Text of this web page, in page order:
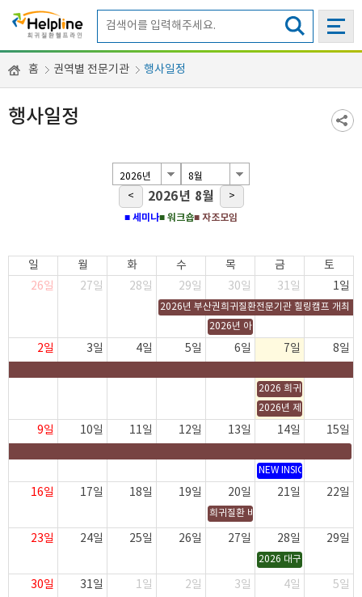
홈 권역별 전문기관 행사일정
행사일정
< 2026년 8월 >
■ 세미나■ 워크숍■ 자조모임
일 월 화 수 목 금
토
26일
27일 28일 29일
2026년 부산권희귀질환전문기관 힐링캠프 개최
30일
2026년 아주대학교병원 경인권역 희
31일 1일
2일 3일 4일 5일 6일 7일
2026 희귀질환 교육세미
2026년 제 2회 세종권역
8일
9일 10일 11일 12일 13일 14일
NEW INSIGHT: 희귀유
15일
16일 17일 18일 19일 20일
희귀질환 바로알기 스물 네번째 두드
21일 22일
23일 24일 25일 26일 27일 28일
2026 대구·경북권역 희
29일
30일 31일 1일 2일 3일 4일 5일